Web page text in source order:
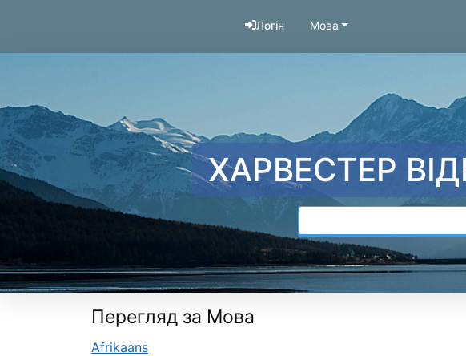
Логін
Мова
ХАРВЕСТЕР
Перегляд за Мова
Afrikaans